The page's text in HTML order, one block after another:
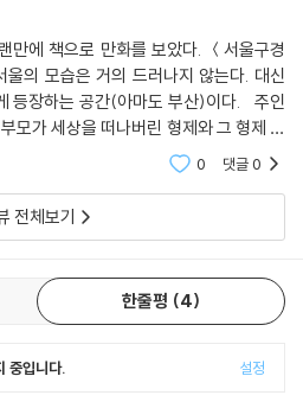
만에 책으로 만화를 보았다. ＜서울구경
울의 모습은 거의 드러나지 않는다. 대신
장하는 공간(아마도 부산)이다. 주인
모가 세상을 떠나버린 형제와 그 형제 이
성인 여성)이다. 형제 가운데 형
0 댓글0
전체보기
한줄평 4
중입니다. 설정